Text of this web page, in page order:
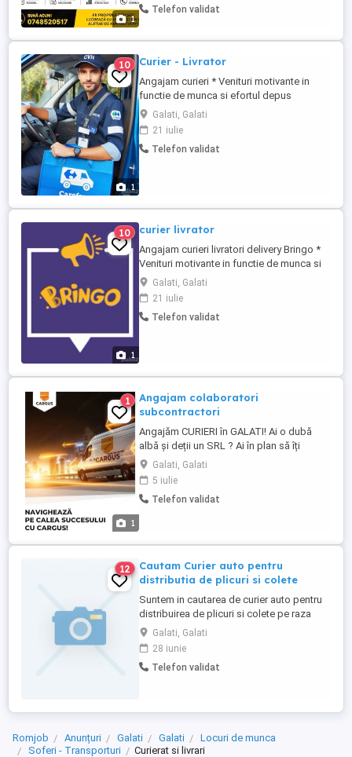
1
Program flexibil lucrezi când dorești Plată
termen lung ...
Telefon validat
1
10 Curier - Livrator
Angajam curieri * Venituri motivante in
functie de munca si efortul depus
individual * Program flexibil in functie de
disponibilitatea dumneavoastra *
Instruire pentru folosirea aplicatiei *
Discount la combustibil service *
Galati, Galati
21 iulie
Telefon validat
1
10 curier livrator
Angajam curieri livratori delivery Bringo *
Venituri motivante in functie de munca si
efortul depus individual * Program flexibil
in functie de disponibilitatea
dumneavoastra * Instruire pentru
folosirea aplicatiei * Discount la
Galati, Galati
21 iulie
Telefon validat
1
1
Angajam colaboratori
subcontractori
Angajăm CURIERI în GALATI! Ai o dubă
albă și deții un SRL ? Ai în plan să îți
deschizi un SRL și să cumperi o dubă ?
Atunci te așteptăm în echipa noastră!
Dacă ai răspuns la cel puțin o întrebare cu
DA , te invităm să ne cunoști. Care sunt
Galati, Galati
5 iulie
Telefon validat
12
Cautam Curier auto pentru
distributia de plicuri si colete
Suntem in cautarea de curier auto pentru
distribuirea de plicuri si colete pe raza
municipiului si a judetului GALATI !
Program de luni pana vineri 8-16,30 !
Sambata ocazional ! Masina si telefon de
serviciu ! Training la locul de munca
Galati, Galati
28 iunie
Telefon validat
Romjob Anunțuri Galati Galati
Locuri de munca
Soferi - Transporturi
Curierat si livrari